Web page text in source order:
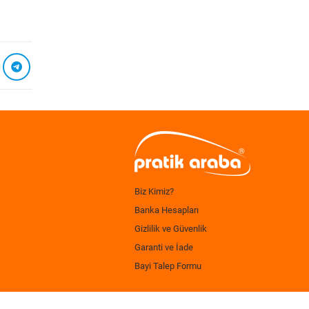
Biz Kimiz?
Banka Hesapları
Gizlilik ve Güvenlik
Garanti ve İade
Bayi Talep Formu